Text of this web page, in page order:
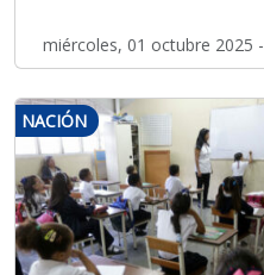
miércoles, 01 octubre 2025 -
NACIÓN